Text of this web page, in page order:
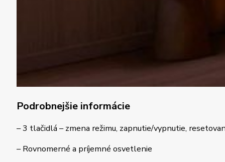
Podrobnejšie informácie
– 3 tlačidlá – zmena režimu, zapnutie/vypnutie,
– Rovnomerné a príjemné osvetlenie